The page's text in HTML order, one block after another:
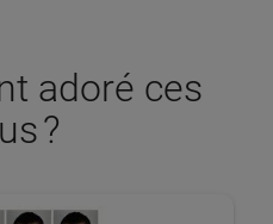
adoré ces
?